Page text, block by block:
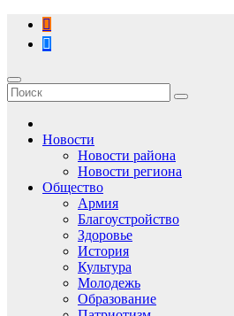
Перейти
содержимому
Новости
Новости района
Новости региона
Общество
Армия
Благоустройство
Здоровье
История
Культура
Молодежь
Образование